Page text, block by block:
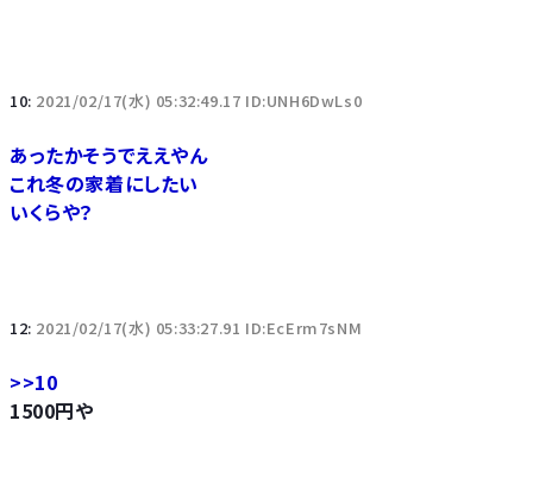
10: 2021/02/17(水) 05:32:49.17 ID:UNH6DwLs0
あったかそうでええやん
これ冬の家着にしたい
いくらや？
12: 2021/02/17(水) 05:33:27.91 ID:EcErm7sNM
>>10
1500円や